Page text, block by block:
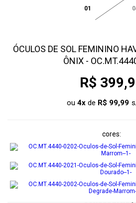
01
ÓCULOS DE SOL FEMININO
ÔNIX -
R$
ou 4xde R$ 99,99
cores